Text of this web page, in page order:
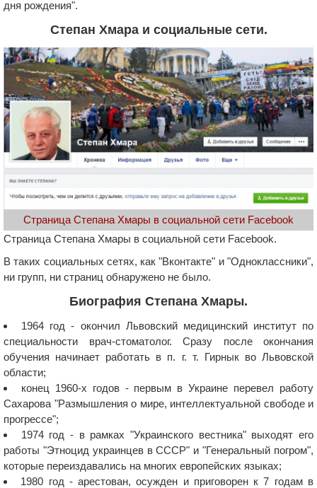
дня рождения".
Степан Хмара и социальные сети.
Страница Степана Хмары в социальной сети Facebook
Страница Степана Хмары в социальной сети Facebook.
В таких социальных сетях, как "Вконтакте" и "Одноклассники",
ни групп, ни страниц обнаружено не было.
Биография Степана Хмары.
1964 год - окончил Львовский медицинский институт по
специальности врач-стоматолог. Сразу после окончания
обучения начинает работать в п. г. т. Гирнык во Львовской
области;
конец 1960-х годов - первым в Украине перевел работу
Сахарова "Размышления о мире, интеллектуальной свободе и
прогрессе";
1974 год - в рамках "Украинского вестника" выходят его
работы "Этноцид украинцев в СССР" и "Генеральный погром",
которые переиздавались на многих европейских языках;
1980 год - арестован, осужден и приговорен к 7 годам в